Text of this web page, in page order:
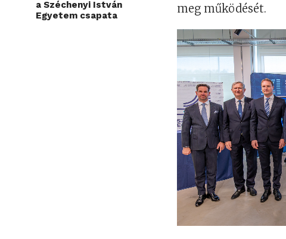
a Széchenyi István
Egyetem csapata
meg működését.